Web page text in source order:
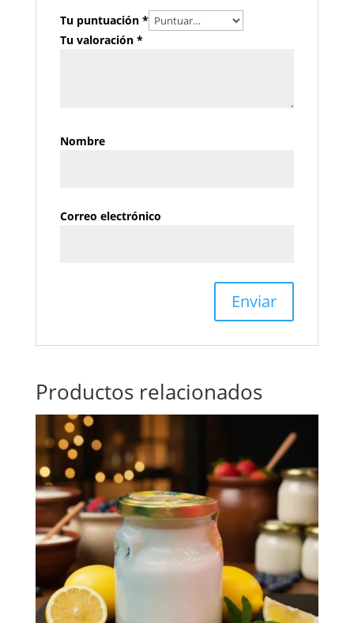
Tu puntuación *
Tu valoración *
Nombre
Correo electrónico
Productos relacionados